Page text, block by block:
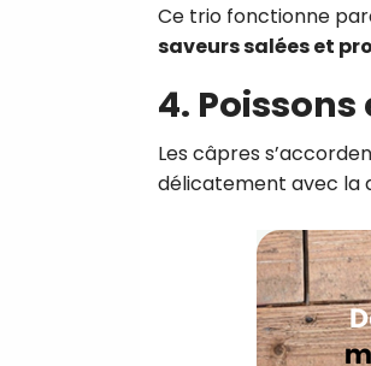
Ce trio fonctionne
saveurs salées et
4.
Les câpres
délicatement avec la